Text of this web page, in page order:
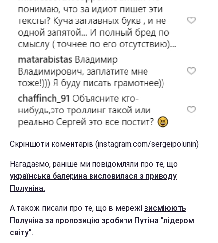
Скріншоти коментарів (instagram.com/sergeipolunin)
Нагадаємо, раніше ми повідомляли про те, що
українська балерина висловилася з приводу
Полуніна.
А також писали про те, що в мережі висміюють
Полуніна за пропозицію зробити Путіна "лідером
світу".